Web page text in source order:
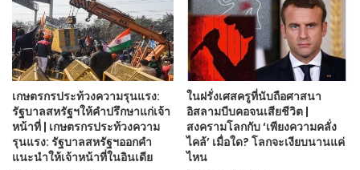
เกษตรกรประท้วงความรุนแรง:
รัฐบาลสหรัฐฯให้คำปรึกษาแก่เจ้า
หน้าที่ | เกษตรกรประท้วงความ
รุนแรง: รัฐบาลสหรัฐฯออกคำ
แนะนำให้เจ้าหน้าที่ในอินเดีย
ในฝรั่งเศสครูที่นับถือศาสนา
อิสลามบีบคอจนเสียชีวิต |
สงครามโลกกับ ‘เพียงความคลั่ง
ไคล้’ เมื่อใด? โลกจะเงียบนานแค่
ไหน